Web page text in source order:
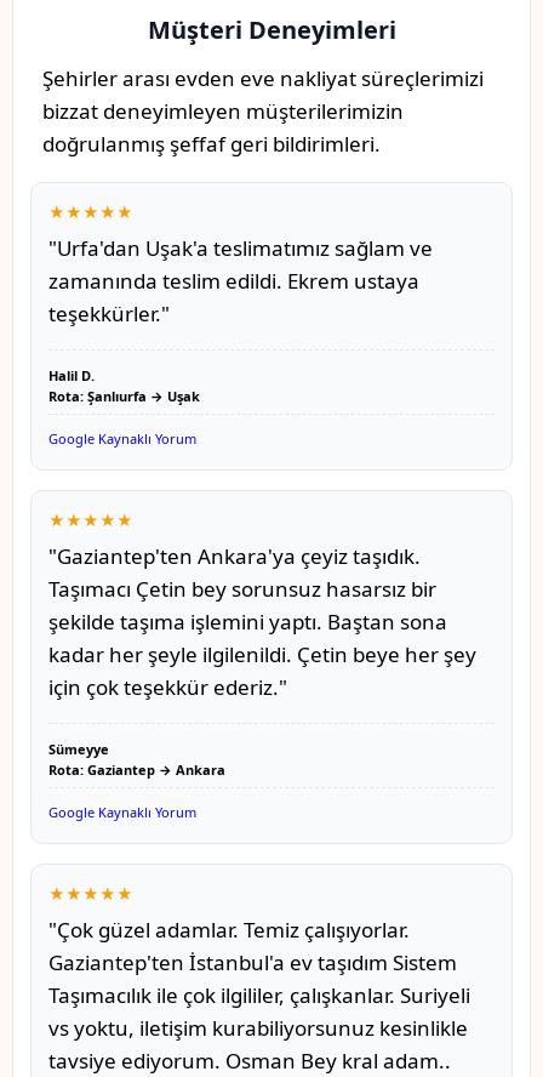
Müşteri Deneyimleri
Şehirler arası evden eve nakliyat süreçlerimizi
bizzat deneyimleyen müşterilerimizin
doğrulanmış şeffaf geri bildirimleri.
★★★★★
"Urfa'dan Uşak'a teslimatımız sağlam ve
zamanında teslim edildi. Ekrem ustaya
teşekkürler."
Halil D.
Rota: Şanlıurfa → Uşak
Google Kaynaklı Yorum
★★★★★
"Gaziantep'ten Ankara'ya çeyiz taşıdık.
Taşımacı Çetin bey sorunsuz hasarsız bir
şekilde taşıma işlemini yaptı. Baştan sona
kadar her şeyle ilgilenildi. Çetin beye her şey
için çok teşekkür ederiz."
Sümeyye
Rota: Gaziantep → Ankara
Google Kaynaklı Yorum
★★★★★
"Çok güzel adamlar. Temiz çalışıyorlar.
Gaziantep'ten İstanbul'a ev taşıdım Sistem
Taşımacılık ile çok ilgililer, çalışkanlar. Suriyeli
vs yoktu, iletişim kurabiliyorsunuz kesinlikle
tavsiye ediyorum. Osman Bey kral adam..